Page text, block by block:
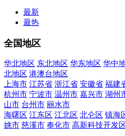
最新
最热
全国地区
华北地区 东北地区 华东地区 华中
北地区 港澳台地区
上海市 江苏省 浙江省 安徽省 福建
杭州市 宁波市 温州市 嘉兴市 湖州
山市 台州市 丽水市
海曙区 江东区 江北区 北仑区 镇海
姚市 慈溪市 奉化市 高新科技开发